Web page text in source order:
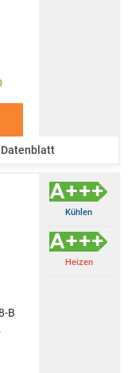
Datenblatt
B
Kühlen
Heizen